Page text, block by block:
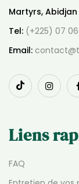
Martyrs, Abidjan
Tel: (+225) 07 06
Email:
Liens
FAQ